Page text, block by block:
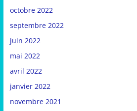
octobre 2022
septembre 2022
juin 2022
mai 2022
avril 2022
janvier 2022
novembre 2021